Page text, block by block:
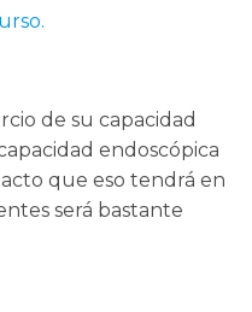
de su capacidad
endoscópica
que eso tendrá en
será bastante